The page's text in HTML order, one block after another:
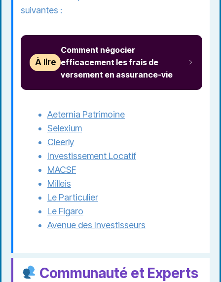
suivantes :
À lire
Comment négocier
efficacement les frais de
versement en assurance-vie
Aeternia Patrimoine
Selexium
Cleerly
Investissement Locatif
MACSF
Milleis
Le Particulier
Le Figaro
Avenue des Investisseurs
Communauté et Experts